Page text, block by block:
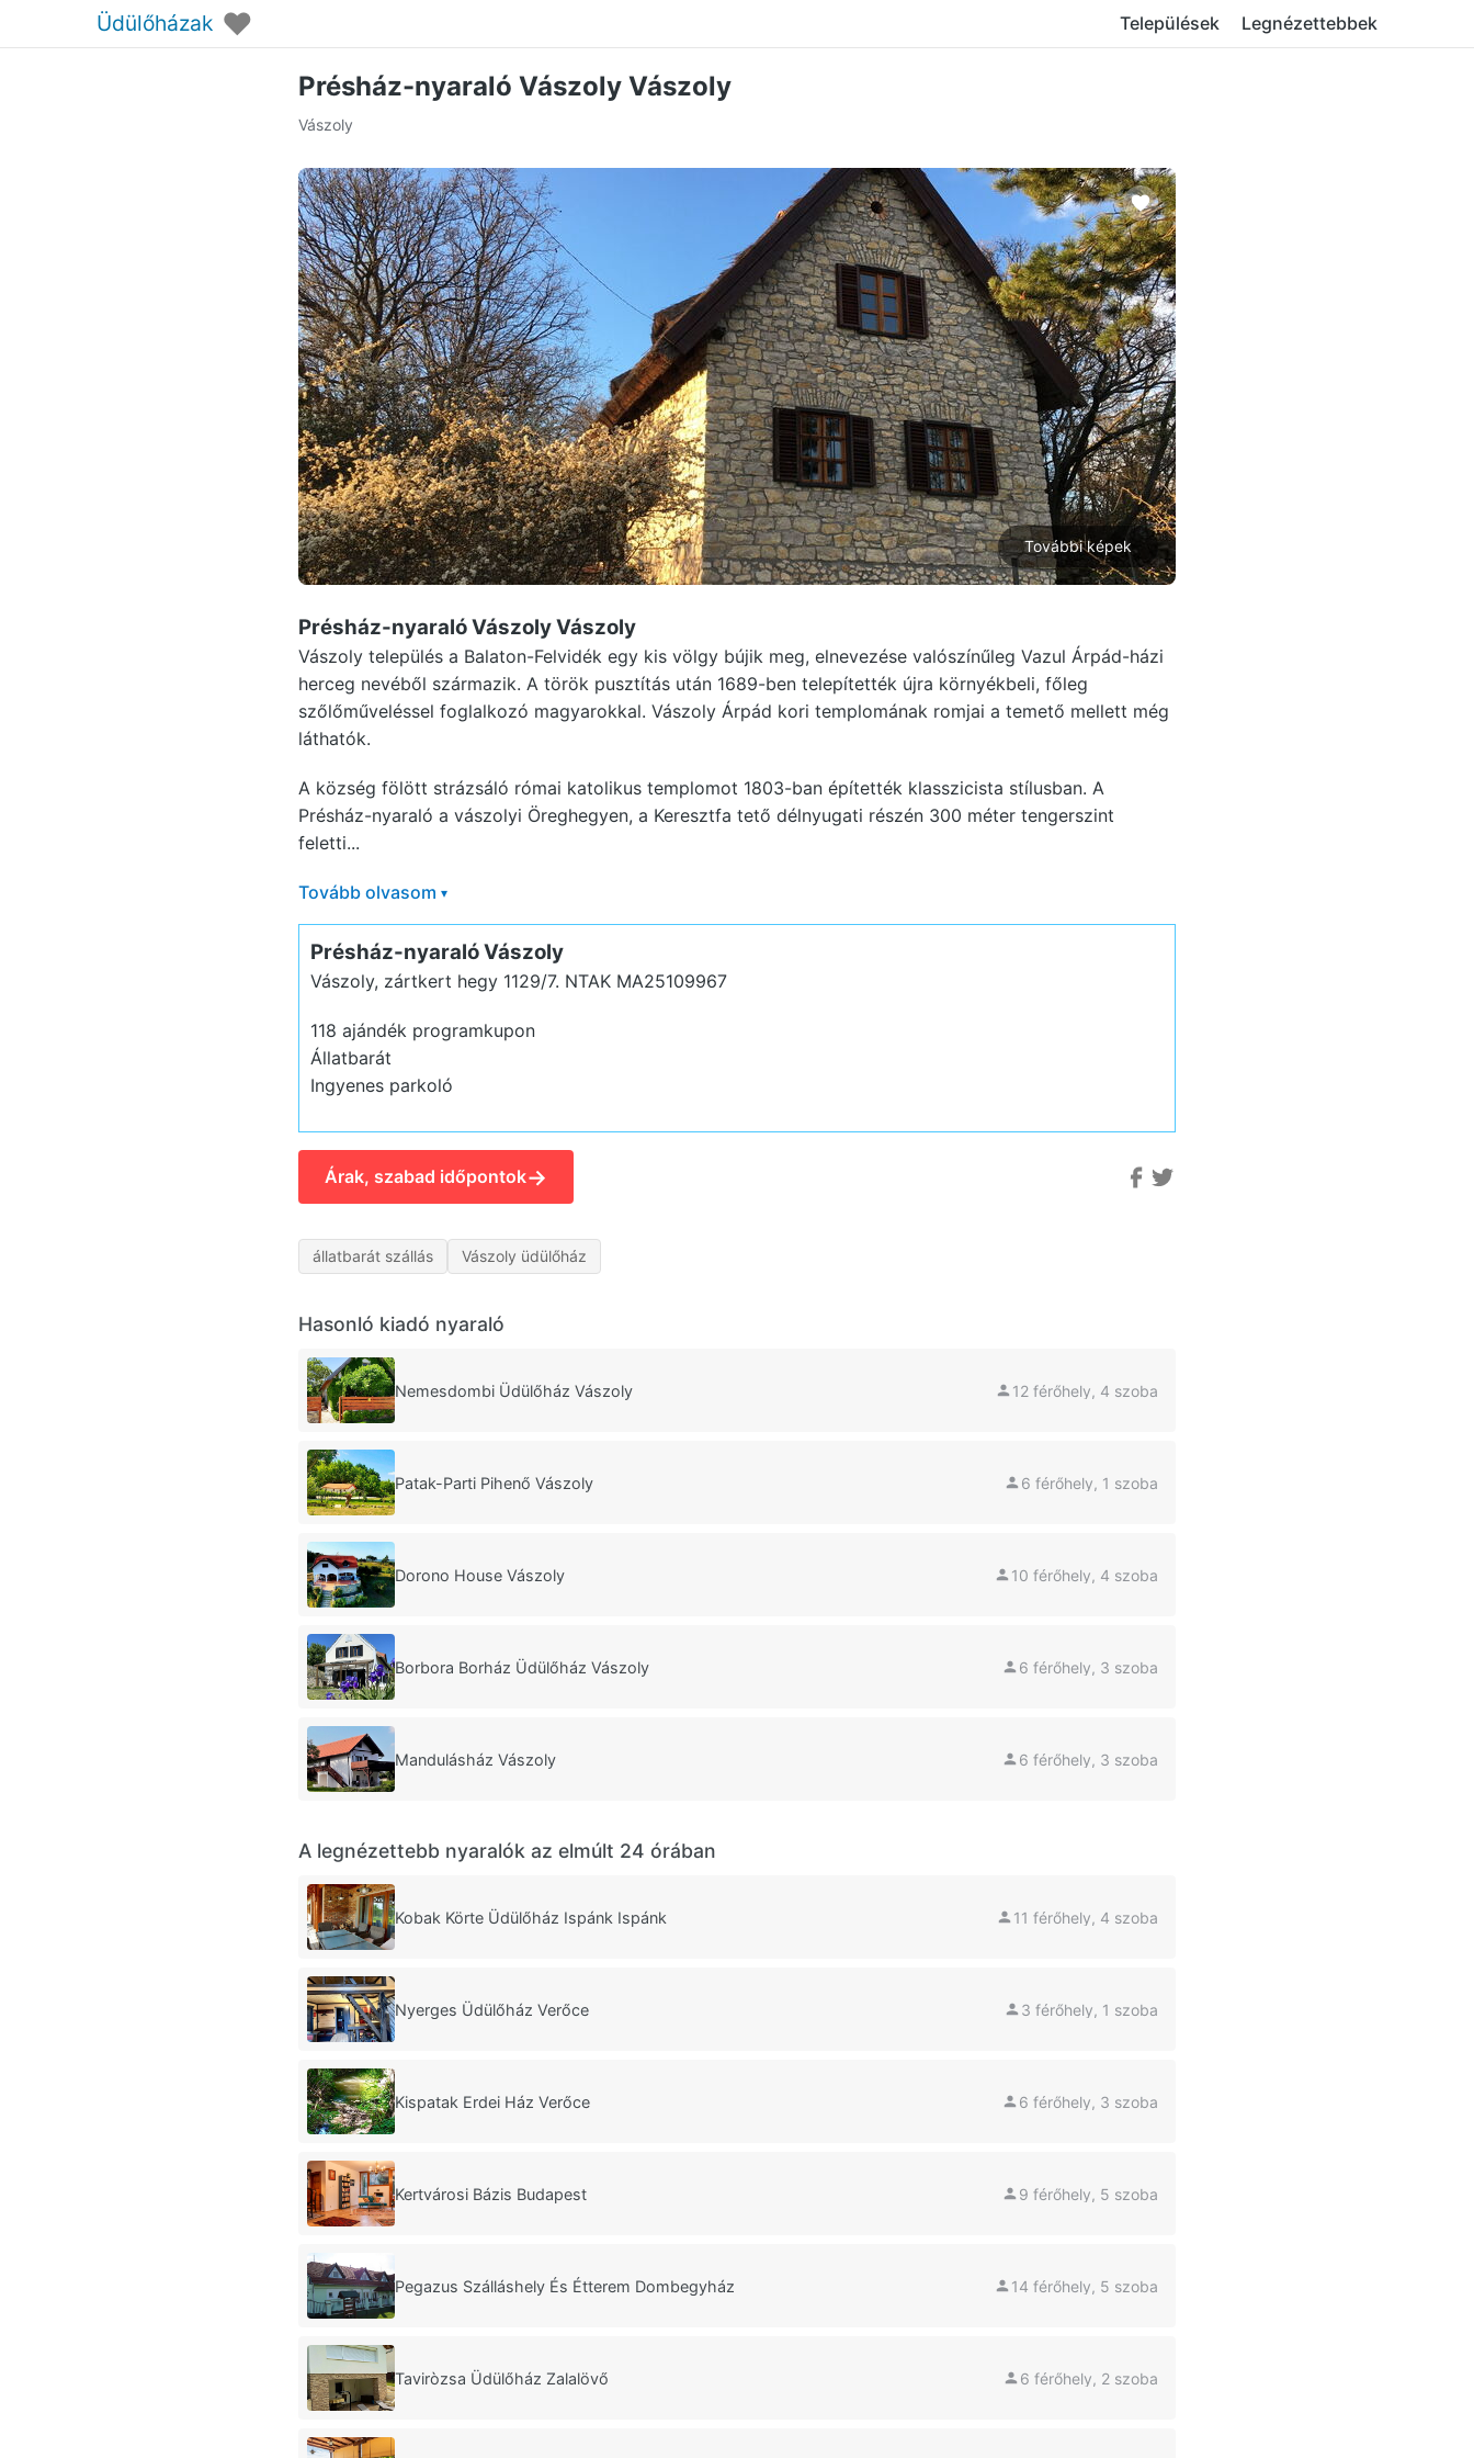
Üdülőházak ♥ Települések Legnézettebbek
Présház-nyaraló Vászoly Vászoly
Vászoly
További képek
Présház-nyaraló Vászoly Vászoly
Vászoly település a Balaton-Felvidék egy kis völgy bújik meg, elnevezése valószínűleg Vazul Árpád-házi
herceg nevéből származik. A török pusztítás után 1689-ben telepítették újra környékbeli, főleg
szőlőműveléssel foglalkozó magyarokkal. Vászoly Árpád kori templomának romjai a temető mellett még
láthatók.
A község fölött strázsáló római katolikus templomot 1803-ban építették klasszicista stílusban. A
Présház-nyaraló a vászolyi Öreghegyen, a Keresztfa tető délnyugati részén 300 méter tengerszint
feletti...
Tovább olvasom ▾
Présház-nyaraló Vászoly
Vászoly, zártkert hegy 1129/7. NTAK MA25109967
118 ajándék programkupon
Állatbarát
Ingyenes parkoló
Árak, szabad időpontok→
állatbarát szállás Vászoly üdülőház
Hasonló kiadó nyaraló
Nemesdombi Üdülőház Vászoly 12 férőhely, 4 szoba
Patak-Parti Pihenő Vászoly 6 férőhely, 1 szoba
Dorono House Vászoly 10 férőhely, 4 szoba
Borbora Borház Üdülőház Vászoly 6 férőhely, 3 szoba
Mandulásház Vászoly 6 férőhely, 3 szoba
A legnézettebb nyaralók az elmúlt 24 órában
Kobak Körte Üdülőház Ispánk Ispánk 11 férőhely, 4 szoba
Nyerges Üdülőház Verőce 3 férőhely, 1 szoba
Kispatak Erdei Ház Verőce 6 férőhely, 3 szoba
Kertvárosi Bázis Budapest 9 férőhely, 5 szoba
Pegazus Szálláshely És Étterem Dombegyház 14 férőhely, 5 szoba
Taviròzsa Üdülőház Zalalövő 6 férőhely, 2 szoba